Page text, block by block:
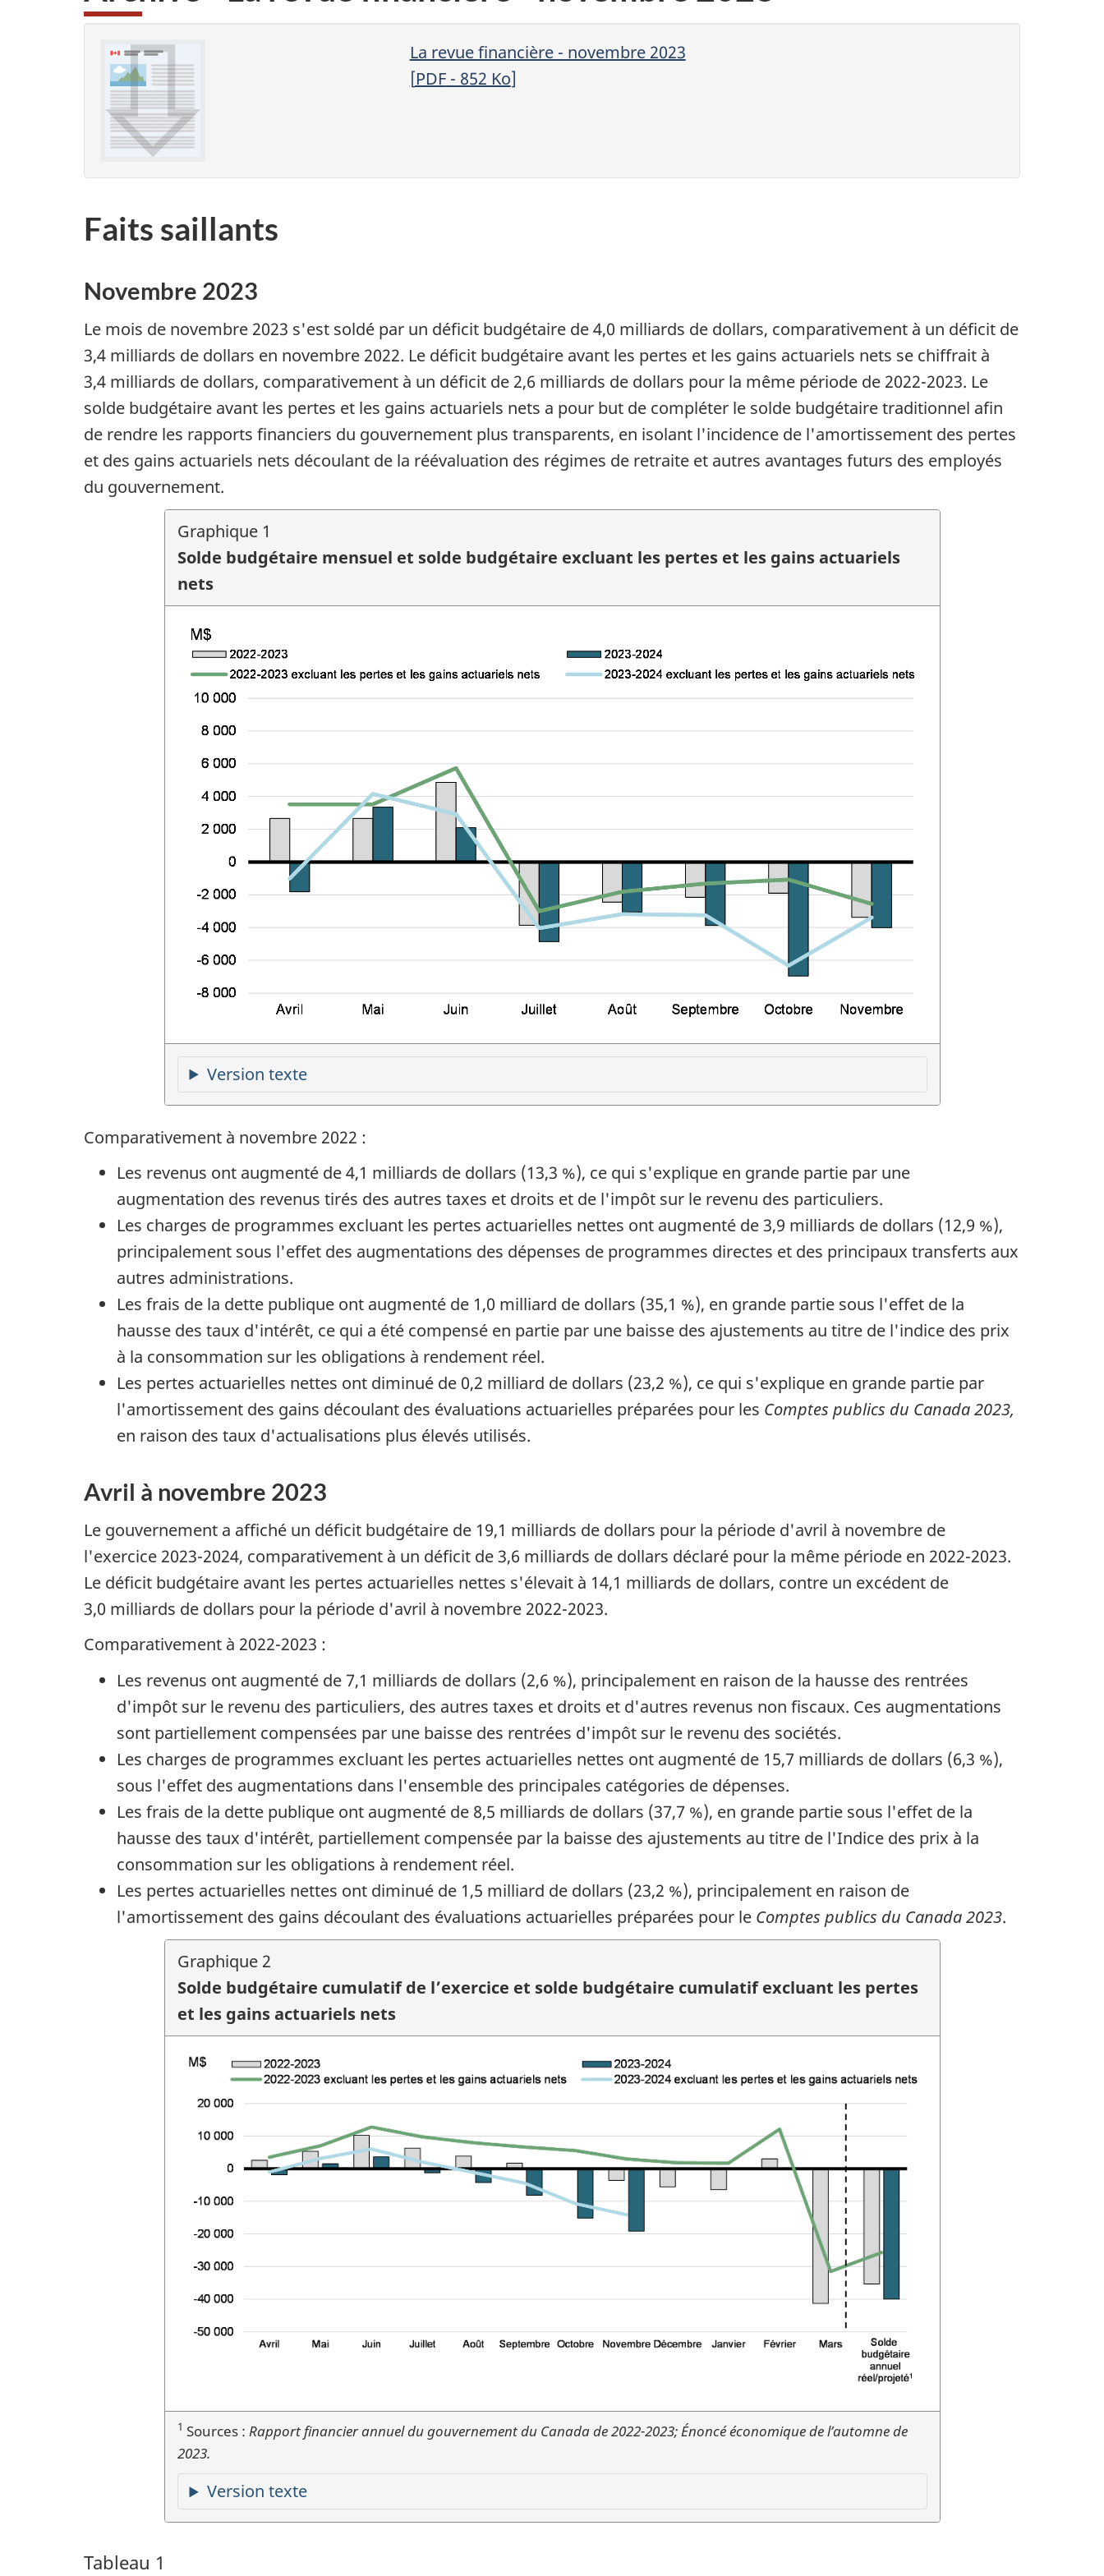
La revue financière - novembre 2023
[PDF- 852 Ko]
Faits saillants
Novembre 2023
Le mois de novembre 2023 s'est soldé par un déficit budgétaire de 4,0 milliards de dollars, comparativement à un déficit de
3,4 milliards de dollars en novembre 2022. Le déficit budgétaire avant les pertes et les gains actuariels nets se chiffrait à
3,4 milliards de dollars, comparativement à un déficit de 2,6 milliards de dollars pour la même période de 2022-2023. Le
solde budgétaire avant les pertes et les gains actuariels nets a pour but de compléter le solde budgétaire traditionnel afin
de rendre les rapports financiers du gouvernement plus transparents, en isolant l'incidence de l'amortissement des pertes
et des gains actuariels nets découlant de la réévaluation des régimes de retraite et autres avantages futurs des employés
du gouvernement.
Graphique 1
Solde budgétaire mensuel et solde budgétaire excluant les pertes et les gains actuariels
nets
Version texte
Comparativement à novembre 2022 :
Les revenus ont augmenté de 4,1 milliards de dollars (13,3 %), ce qui s'explique en grande partie par une
augmentation des revenus tirés des autres taxes et droits et de l'impôt sur le revenu des particuliers.
Les charges de programmes excluant les pertes actuarielles nettes ont augmenté de 3,9 milliards de dollars (12,9 %),
principalement sous l'effet des augmentations des dépenses de programmes directes et des principaux transferts aux
autres administrations.
Les frais de la dette publique ont augmenté de 1,0 milliard de dollars (35,1 %), en grande partie sous l'effet de la
hausse des taux d'intérêt, ce qui a été compensé en partie par une baisse des ajustements au titre de l'indice des prix
à la consommation sur les obligations à rendement réel.
Les pertes actuarielles nettes ont diminué de 0,2 milliard de dollars (23,2 %), ce qui s'explique en grande partie par
l'amortissement des gains découlant des évaluations actuarielles préparées pour les Comptes publics du Canada 2023,
en raison des taux d'actualisations plus élevés utilisés.
Avril à novembre 2023
Le gouvernement a affiché un déficit budgétaire de 19,1 milliards de dollars pour la période d'avril à novembre de
l'exercice 2023-2024, comparativement à un déficit de 3,6 milliards de dollars déclaré pour la même période en 2022-2023.
Le déficit budgétaire avant les pertes actuarielles nettes s'élevait à 14,1 milliards de dollars, contre un excédent de
3,0 milliards de dollars pour la période d'avril à novembre 2022-2023.
Comparativement à 2022-2023 :
Les revenus ont augmenté de 7,1 milliards de dollars (2,6 %), principalement en raison de la hausse des rentrées
d'impôt sur le revenu des particuliers, des autres taxes et droits et d'autres revenus non fiscaux. Ces augmentations
sont partiellement compensées par une baisse des rentrées d'impôt sur le revenu des sociétés.
Les charges de programmes excluant les pertes actuarielles nettes ont augmenté de 15,7 milliards de dollars (6,3 %),
sous l'effet des augmentations dans l'ensemble des principales catégories de dépenses.
Les frais de la dette publique ont augmenté de 8,5 milliards de dollars (37,7 %), en grande partie sous l'effet de la
hausse des taux d'intérêt, partiellement compensée par la baisse des ajustements au titre de l'Indice des prix à la
consommation sur les obligations à rendement réel.
Les pertes actuarielles nettes ont diminué de 1,5 milliard de dollars (23,2 %), principalement en raison de
l'amortissement des gains découlant des évaluations actuarielles préparées pour le Comptes publics du Canada 2023.
Graphique 2
Solde budgétaire cumulatif de l’exercice et solde budgétaire cumulatif excluant les pertes
et les gains actuariels nets
1 Sources : Rapport financier annuel du gouvernement du Canada de 2022-2023; Énoncé économique de l’automne de
2023.
Version texte
Tableau 1